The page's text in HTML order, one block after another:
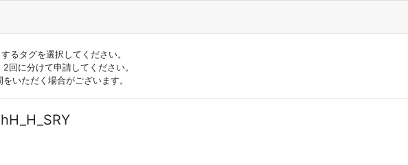
るタグを選択してください。
回に分けて申請してください。
いただく場合がございます。